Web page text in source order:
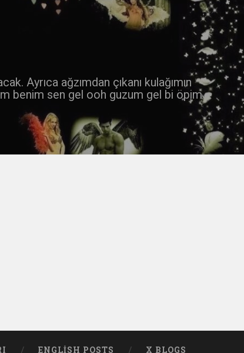
Ayrıca ağzımdan çıkanı kulağımın
benim sen gel ooh guzum gel bi öpim
ENGLISH POSTS X BLOGS